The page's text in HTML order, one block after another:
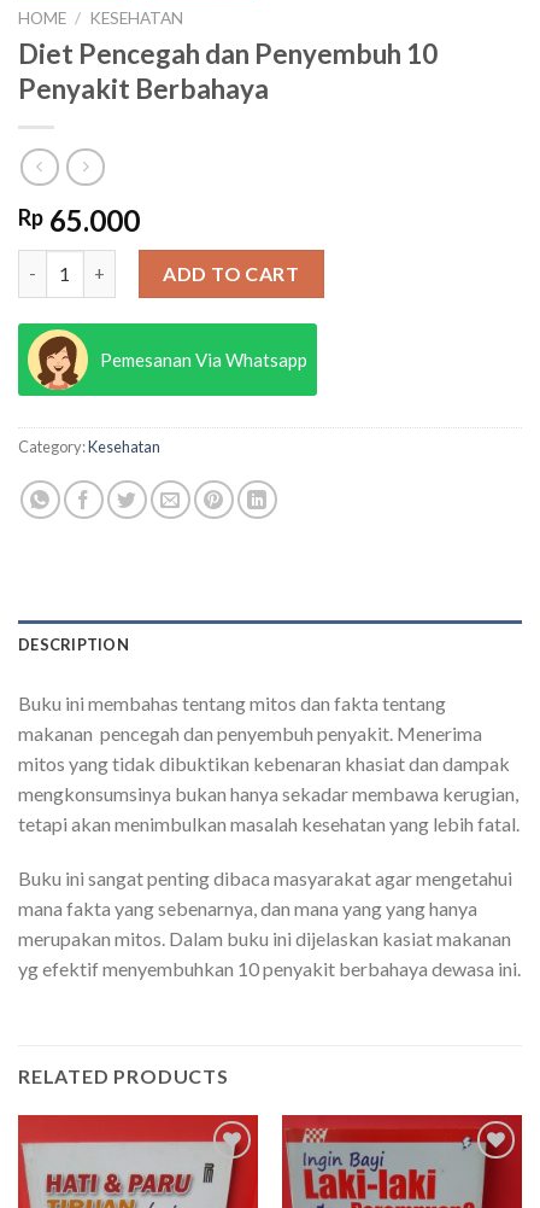
HOME / KESEHATAN
Diet Pencegah dan Penyembuh 10
Penyakit Berbahaya
Rp 65.000
ADD TO CART
Pemesanan Via Whatsapp
Category:Kesehatan
DESCRIPTION
Buku ini membahas tentang mitos dan fakta tentang
makanan pencegah dan penyembuh penyakit. Menerima
mitos yang tidak dibuktikan kebenaran khasiat dan dampak
mengkonsumsinya bukan hanya sekadar membawa kerugian,
tetapi akan menimbulkan masalah kesehatan yang lebih fatal.
Buku ini sangat penting dibaca masyarakat agar mengetahui
mana fakta yang sebenarnya, dan mana yang yang hanya
merupakan mitos. Dalam buku ini dijelaskan kasiat makanan
yg efektif menyembuhkan 10 penyakit berbahaya dewasa ini.
RELATED PRODUCTS